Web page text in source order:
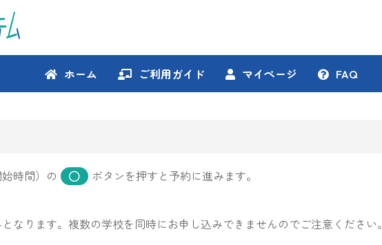
ホーム ご利用ガイド マイページ FAQ
時間）の
ボタンを押すと予約に進みます。
なります。複数の学校を同時にお申し込みできませんのでご注意ください。